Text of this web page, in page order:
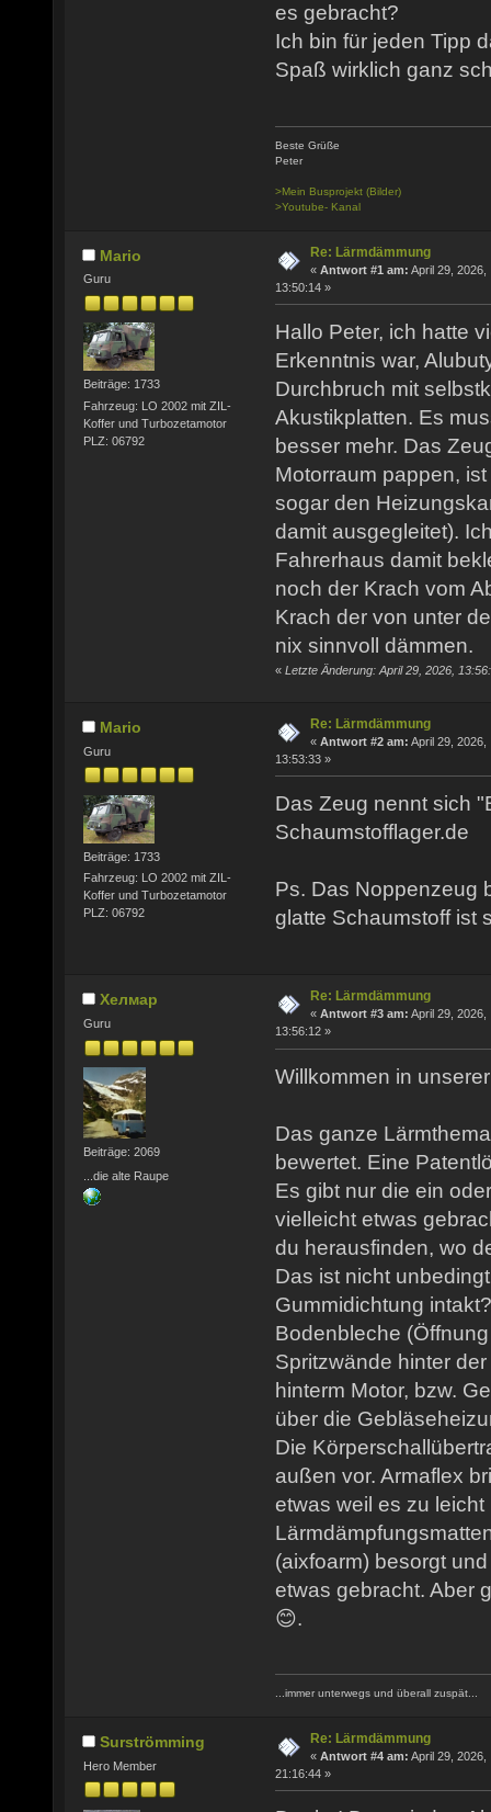
es gebracht?
Ich bin für jeden Tipp
Spaß wirklich ganz
Beste Grüße
Peter
>Mein Busprojekt (Bilder)
>Youtube- Kanal
Mario
Guru
Beiträge: 1733
Fahrzeug: LO 2002 mit ZIL-
Koffer und Turbozetamotor
PLZ: 06792
Re: Lärmdämmung
« Antwort #1 am: April 29, 2026,
13:50:14 »
Hallo Peter, ich hatte
Erkenntnis war,
Durchbruch mit
Akustikplatten. Es
besser mehr. Das
Motorraum pappen,
sogar den
damit ausgegleitet).
Fahrerhaus damit
noch der Krach vom
Krach der von unter
nix sinnvoll dämmen.
« Letzte Änderung: April 29, 2026,
Mario
Guru
Beiträge: 1733
Fahrzeug: LO 2002 mit ZIL-
Koffer und Turbozetamotor
PLZ: 06792
Re: Lärmdämmung
« Antwort #2 am: April 29, 2026,
13:53:33 »
Das Zeug nennt sich
Schaumstofflager.de
Ps. Das Noppenzeug
glatte Schaumstoff ist
Хелмар
Guru
Beiträge: 2069
...die alte Raupe
Re: Lärmdämmung
« Antwort #3 am: April 29, 2026,
13:56:12 »
Willkommen in
Das ganze
bewertet. Eine
Es gibt nur die ein
vielleicht etwas
du herausfinden, wo
Das ist nicht
Gummidichtung
Bodenbleche
Spritzwände hinter
hinterm Motor, bzw.
über die
Die
außen vor. Armaflex
etwas weil es zu
(aixfoarm) besorgt
etwas gebracht. Aber
😊.
...immer unterwegs und überall zuspät...
Surströmming
Hero Member
Re: Lärmdämmung
« Antwort #4 am: April 29, 2026,
21:16:44 »